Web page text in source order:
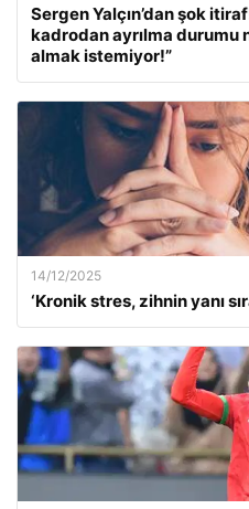
Sergen Yalçın’dan şok
kadrodan ayrılma durumu
almak istemiyor!”
14/12/2025
‘Kronik stres, zihnin yanı